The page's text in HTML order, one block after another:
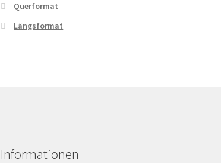
Querformat
Längsformat
Informationen